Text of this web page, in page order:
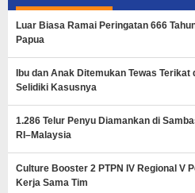
Luar Biasa Ramai Peringatan 666
Papua
Ibu dan Anak Ditemukan Tewas
Selidiki Kasusnya
1.286 Telur Penyu Diamankan di
RI–Malaysia
Culture Booster 2 PTPN IV Regional V
Kerja Sama Tim